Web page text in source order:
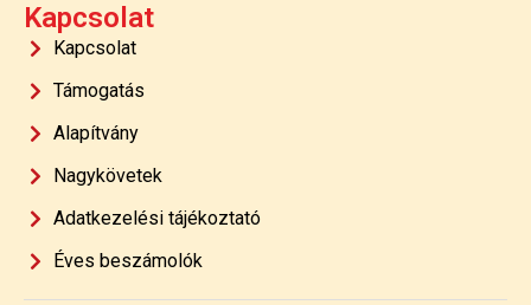
Kapcsolat
Kapcsolat
Támogatás
Alapítvány
Nagykövetek
Adatkezelési tájékoztató
Éves beszámolók